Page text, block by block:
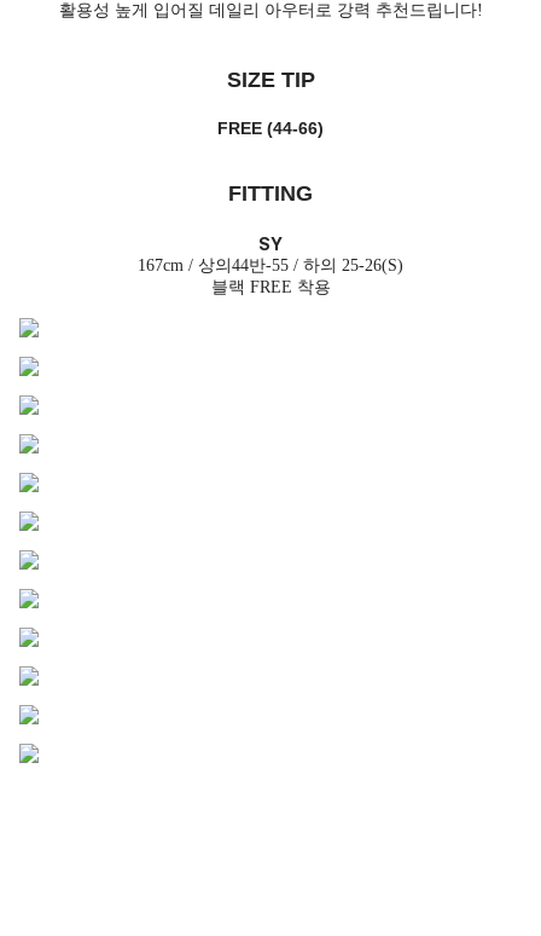
활용성 높게 입어질 데일리 아우터로 강력 추천드립니다!
SIZE TIP
FREE (44-66)
FITTING
SY
167cm / 상의44반-55 / 하의 25-26(S)
블랙 FREE 착용